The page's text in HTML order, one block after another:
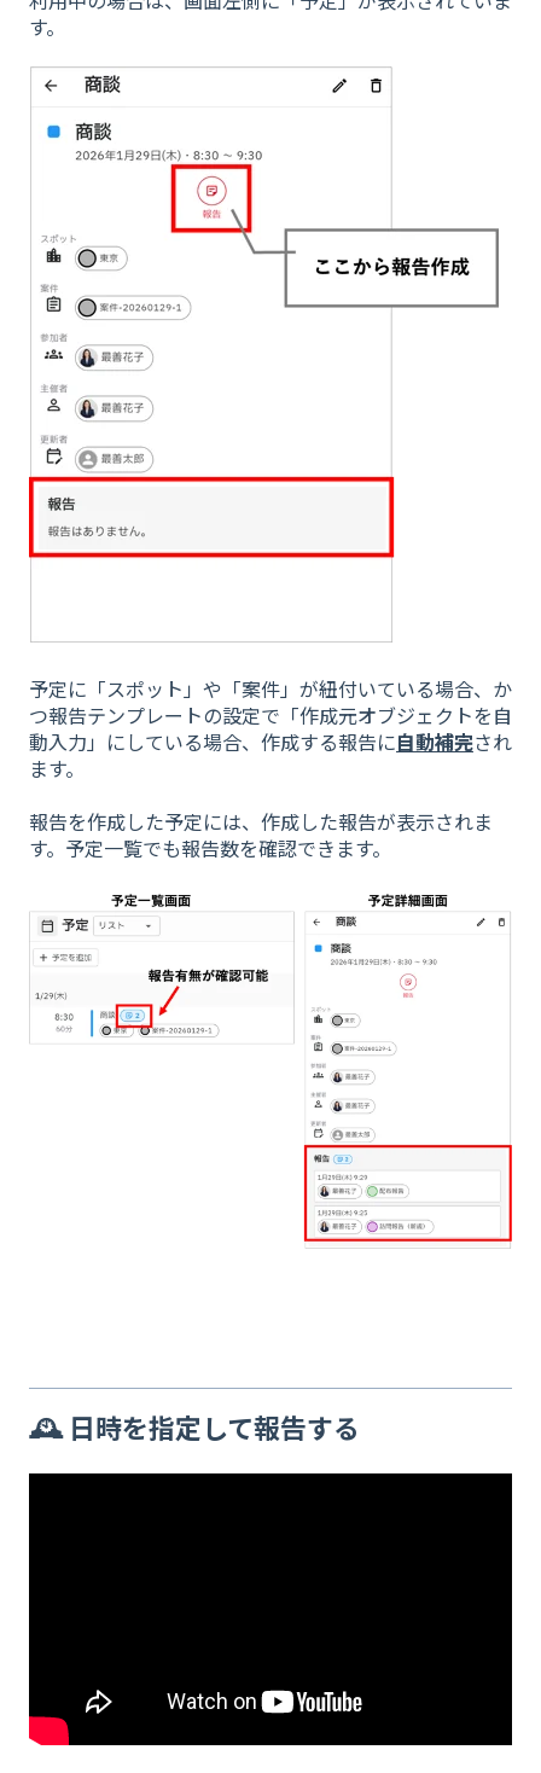
す。
予定に「スポット」や「案件」が紐付いている場合、か
つ報告テンプレートの設定で「作成元オブジェクトを自
動入力」にしている場合、作成する報告に自動補完され
ます。
報告を作成した予定には、作成した報告が表示されま
す。予定一覧でも報告数を確認できます。
🕰️ 日時を指定して報告する